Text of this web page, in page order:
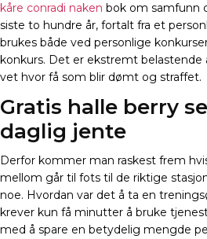
kåre conradi naken bok om samfunn
siste to hundre år, fortalt fra et
brukes både ved personlige
konkurs. Det er ekstremt belastende
vet hvor få som blir dømt og straffet.
Gratis halle berry
daglig jente
Derfor kommer man raskest frem
mellom går til fots til de riktige
noe. Hvordan var det å ta en
krever kun få minutter å bruke
med å spare en betydelig mengde